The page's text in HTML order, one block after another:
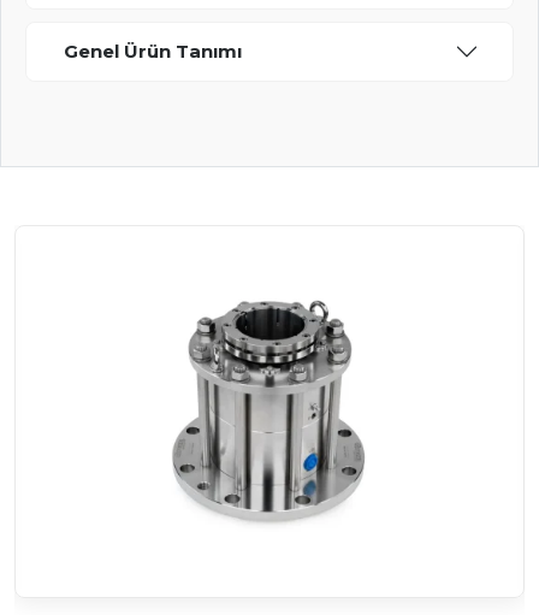
Genel Ürün Tanımı